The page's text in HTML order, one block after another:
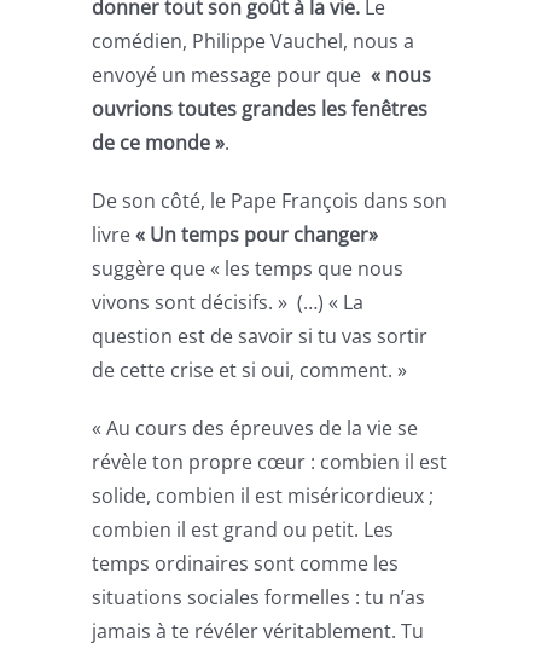
donner tout son goût à la vie. Le
comédien, Philippe Vauchel, nous a
envoyé un message pour que« nous
ouvrions toutes grandes les fenêtres
de ce monde ».
De son côté, le Pape François dans son
livre« Un temps pour changer»
suggère que « les temps que nous
vivons sont décisifs. » (…) « La
question est de savoir si tu vas sortir
de cette crise et si oui, comment. »
« Au cours des épreuves de la vie se
révèle ton propre cœur : combien il est
solide, combien il est miséricordieux ;
combien il est grand ou petit. Les
temps ordinaires sont comme les
situations sociales formelles : tu n’as
jamais à te révéler véritablement. Tu